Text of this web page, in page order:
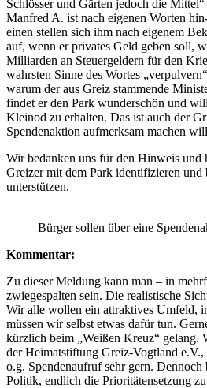
Schlösser und Gärten jedoch die
Manfred A. ist nach eigenen Worten
einen stellen sich ihm nach eigenem
auf, wenn er privates Geld geben soll,
Milliarden an Steuergeldern für den
wahrsten Sinne des Wortes
warum der aus Greiz stammende
findet er den Park wunderschön und
Kleinod zu erhalten. Das ist auch der
Spendenaktion aufmerksam machen
Wir bedanken uns für den Hinweis und
Greizer mit dem Park identifizieren und
unterstützen.
Bürger sollen über eine
Kommentar:
Zu dieser Meldung kann man – in
zwiegespalten sein. Die realistische
Wir alle wollen ein attraktives Umfeld,
müssen wir selbst etwas dafür tun.
kürzlich beim „Weißen Kreuz“ gelang.
der Heimatstiftung Greiz-Vogtland e.V.,
o.g. Spendenaufruf sehr gern.
Politik, endlich die Prioritätensetzung